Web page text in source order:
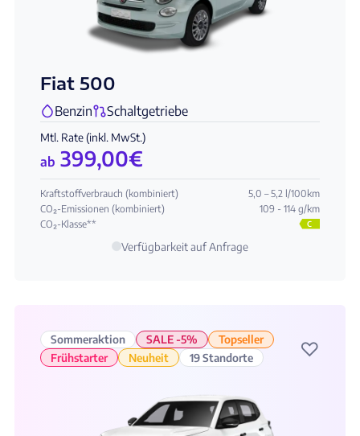
Fiat 500
Benzin Schaltgetriebe
Mtl. Rate (inkl. MwSt.)
ab 399,00€
Kraftstoffverbrauch (kombiniert)
5,0 – 5,2 l/100km
CO₂-Emissionen (kombiniert)
109 - 114 g/km
CO₂-Klasse**
C
Verfügbarkeit auf Anfrage
Sommeraktion SALE -5%
Topseller
Frühstarter
Neuheit 19 Standorte ♡